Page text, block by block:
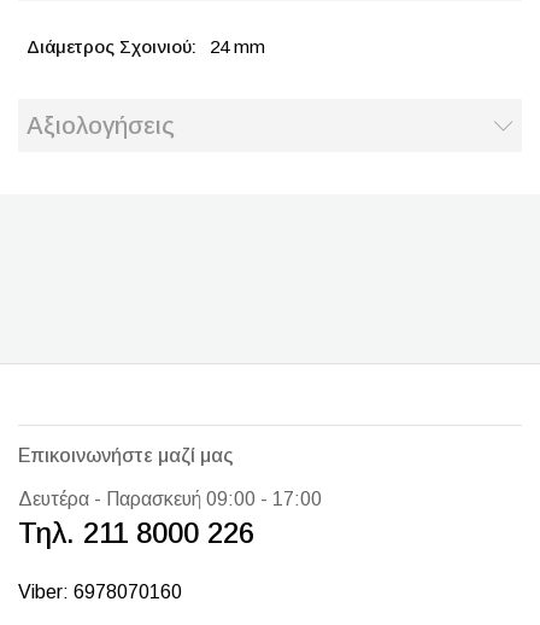
24 mm
Αξιολογήσεις
Επικοινωνήστε μαζί μας
Δευτέρα - Παρασκευή 09:00 - 17:00
Τηλ. 211 8000 226
Viber: 6978070160